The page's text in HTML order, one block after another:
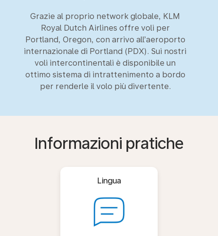
Grazie al proprio network globale, KLM
Royal Dutch Airlines offre voli per
Portland, Oregon, con arrivo all’aeroporto
internazionale di Portland (PDX). Sui nostri
voli intercontinentali è disponibile un
ottimo sistema di intrattenimento a bordo
per renderle il volo più divertente.
Informazioni pratiche
Lingua